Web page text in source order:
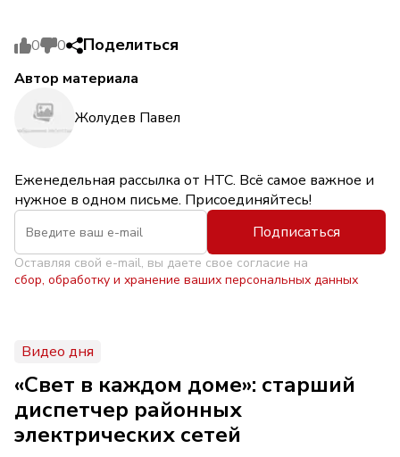
0 0 Поделиться
Автор материала
Жолудев Павел
Еженедельная рассылка от НТС. Всё самое важное и
нужное в одном письме. Присоединяйтесь!
Подписаться
Оставляя свой e-mail, вы даете свое согласие на
сбор, обработку и хранение ваших персональных данных
Видео дня
«Свет в каждом доме»: старший
диспетчер районных
электрических сетей